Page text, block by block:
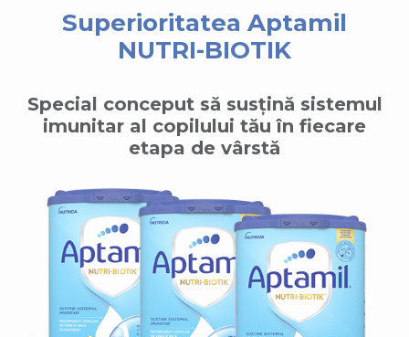
Superioritatea Aptamil
NUTRI-BIOTIK
Special conceput să susțină sistemul
imunitar al copilului tău în fiecare
etapa de vârstă